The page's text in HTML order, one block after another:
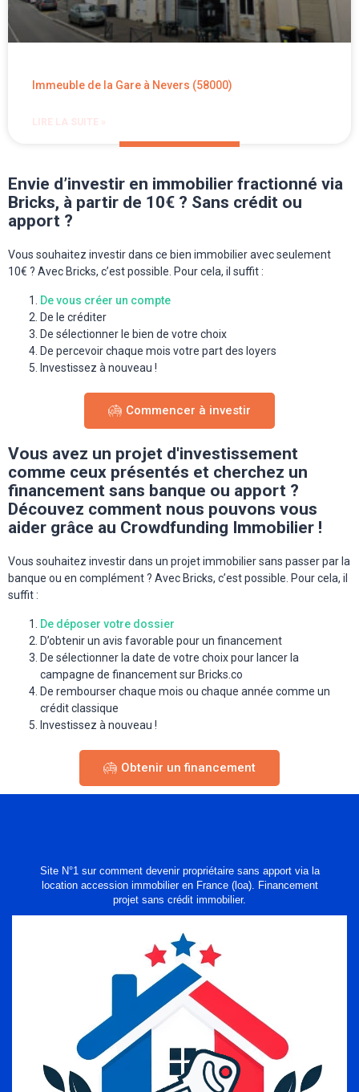
Immeuble de la Gare à Nevers (58000)
LIRE LA SUITE »
Envie d’investir en immobilier fractionné via
Bricks, à partir de 10€ ? Sans crédit ou
apport ?
Vous souhaitez investir dans ce bien immobilier avec seulement
10€ ? Avec Bricks, c’est possible. Pour cela, il suffit :
De vous créer un compte
De le créditer
De sélectionner le bien de votre choix
De percevoir chaque mois votre part des loyers
Investissez à nouveau !
Commencer à investir
Vous avez un projet d'investissement
comme ceux présentés et cherchez un
financement sans banque ou apport ?
Découvez comment nous pouvons vous
aider grâce au Crowdfunding Immobilier !
Vous souhaitez investir dans un projet immobilier sans passer par la
banque ou en complément ? Avec Bricks, c’est possible. Pour cela, il
suffit :
De déposer votre dossier
D’obtenir un avis favorable pour un financement
De sélectionner la date de votre choix pour lancer la
campagne de financement sur Bricks.co
De rembourser chaque mois ou chaque année comme un
crédit classique
Investissez à nouveau !
Obtenir un financement
Site N°1 sur comment devenir propriétaire sans apport via la
location accession immobilier en France (loa). Financement
projet sans crédit immobilier.